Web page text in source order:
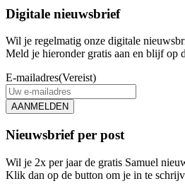
Digitale nieuwsbrief
Wil je regelmatig onze digitale
Meld je hieronder gratis aan en blijf op
E-mailadres(Vereist)
AANMELDEN
Nieuwsbrief per post
Wil je 2x per jaar de gratis Samuel
Klik dan op de button om je in te